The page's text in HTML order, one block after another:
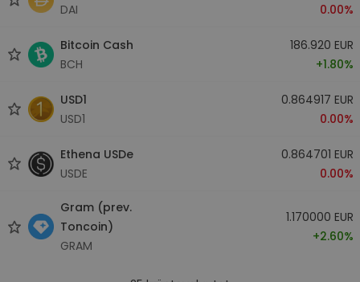
DAI
0.00%
Bitcoin Cash
BCH
186.920 EUR
+1.80%
USD1
USD1
0.864917 EUR
0.00%
Ethena USDe
USDE
0.864701 EUR
0.00%
Gram (prev.
Toncoin)
GRAM
1.170000 EUR
+2.60%